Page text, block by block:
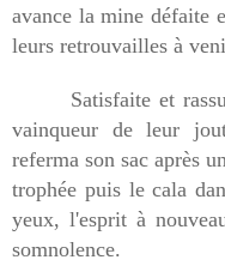
avance la mine défaite
leurs retrouvailles à
Satisfaite et
vainqueur de leur
referma son sac après
trophée puis le cala
yeux, l'esprit à
somnolence.